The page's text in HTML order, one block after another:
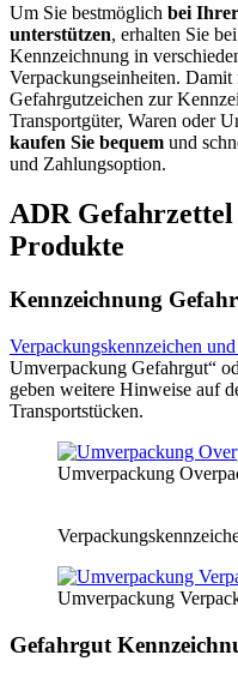
Um Sie bestmöglich bei
unterstützen, erhalten Sie
Kennzeichnung in
Verpackungseinheiten. Damit
Gefahrgutzeichen zur
Transportgüter, Waren oder
kaufen Sie bequem und
und Zahlungsoption.
ADR
Produkte
Kennzeichnung
Verpackungskennzeichen
Umverpackung Gefahrgut“
geben weitere Hinweise auf
Transportstücken.
Umverpackung
Umverpackung
Gefahrgut